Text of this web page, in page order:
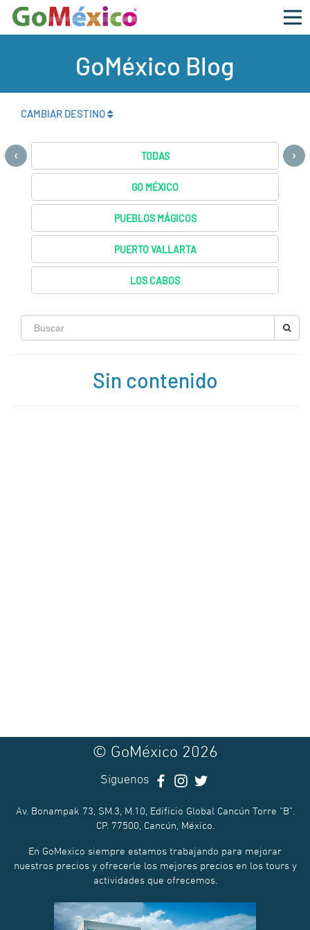
GoMéxico Blog
CAMBIAR DESTINO
TODAS
GO MÉXICO
PUEBLOS MÁGICOS
PUERTO VALLARTA
LOS CABOS
‹ ›
Sin contenido
© GoMéxico 2026
Siguenos
Av. Bonampak 73, SM.3, M.10, Edificio Global Cancún Torre “B”.
CP. 77500, Cancún, México.
En GoMexico siempre estamos trabajando para mejorar
nuestros precios y ofrecerle los mejores precios en los tours y
actividades que ofrecemos.